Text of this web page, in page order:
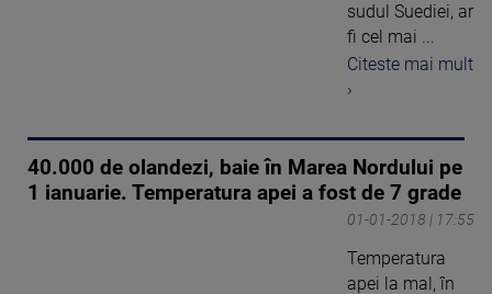
sudul Suediei, ar
fi cel mai ...
Citeste mai mult
›
40.000 de olandezi, baie în Marea Nordului pe
1 ianuarie. Temperatura apei a fost de 7 grade
01-01-2018 | 17:55
Temperatura
apei la mal, în